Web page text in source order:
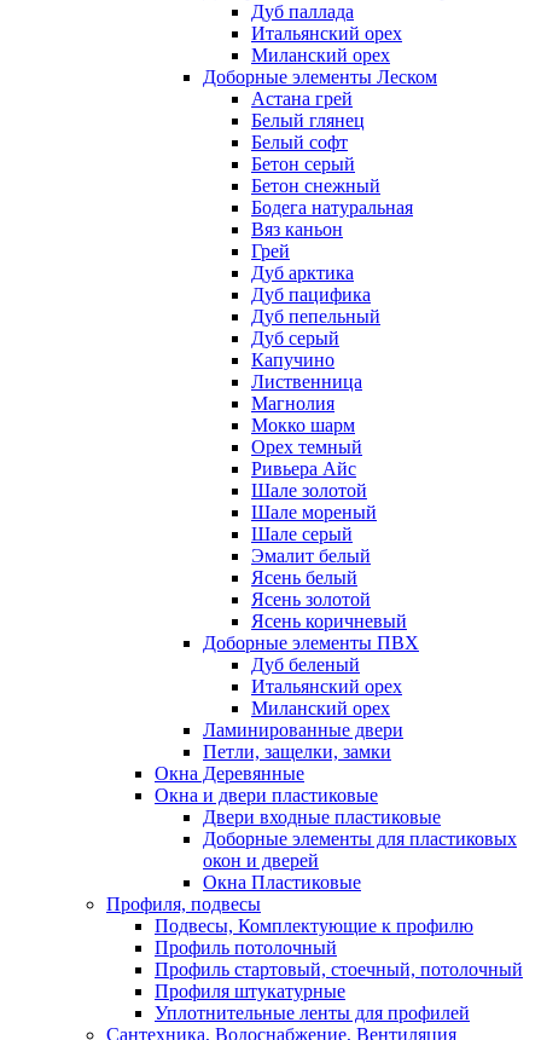
Дуб паллада
Итальянский орех
Миланский орех
Доборные элементы Леском
Астана грей
Белый глянец
Белый софт
Бетон серый
Бетон снежный
Бодега натуральная
Вяз каньон
Грей
Дуб арктика
Дуб пацифика
Дуб пепельный
Дуб серый
Капучино
Лиственница
Магнолия
Мокко шарм
Орех темный
Ривьера Айс
Шале золотой
Шале мореный
Шале серый
Эмалит белый
Ясень белый
Ясень золотой
Ясень коричневый
Доборные элементы ПВХ
Дуб беленый
Итальянский орех
Миланский орех
Ламинированные двери
Петли, защелки, замки
Окна Деревянные
Окна и двери пластиковые
Двери входные пластиковые
Доборные элементы для пластиковых
окон и дверей
Окна Пластиковые
Профиля, подвесы
Подвесы, Комплектующие к профилю
Профиль потолочный
Профиль стартовый, стоечный, потолочный
Профиля штукатурные
Уплотнительные ленты для профилей
Сантехника, Водоснабжение, Вентиляция